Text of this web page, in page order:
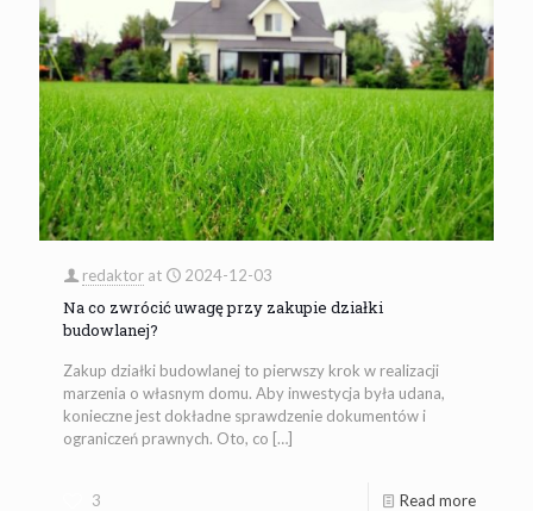
redaktor at 2024-12-03
Na co zwrócić uwagę przy zakupie działki
budowlanej?
Zakup działki budowlanej to pierwszy krok w realizacji
marzenia o własnym domu. Aby inwestycja była udana,
konieczne jest dokładne sprawdzenie dokumentów i
ograniczeń prawnych. Oto, co […]
3 Read more